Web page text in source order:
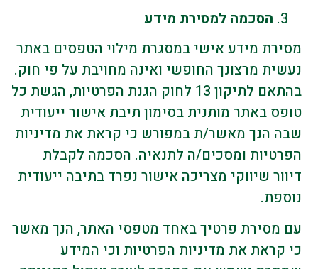
הסכמה למסירת מידע
מסירת מידע אישי במסגרת מילוי הטפסים באתר
נעשית מרצונך החופשי ואינה מחויבת על פי חוק.
בהתאם לתיקון 13 לחוק הגנת הפרטיות, הגשת כל
טופס באתר מותנית בסימון תיבת אישור ייעודית
שבה הנך מאשר/ת במפורש כי קראת את מדיניות
הפרטיות ומסכים/ה לתנאיה. הסכמה לקבלת
דיוור שיווקי מצריכה אישור נפרד בתיבה ייעודית
נוספת.
עם מסירת פרטיך באחד מטפסי האתר, הנך מאשר
כי קראת את מדיניות הפרטיות וכי המידע